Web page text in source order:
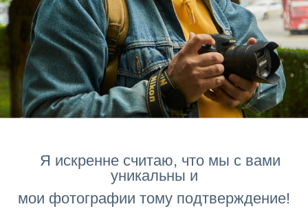
Я искренне считаю, что мы с вами
уникальны и
мои фотографии тому подтверждение!